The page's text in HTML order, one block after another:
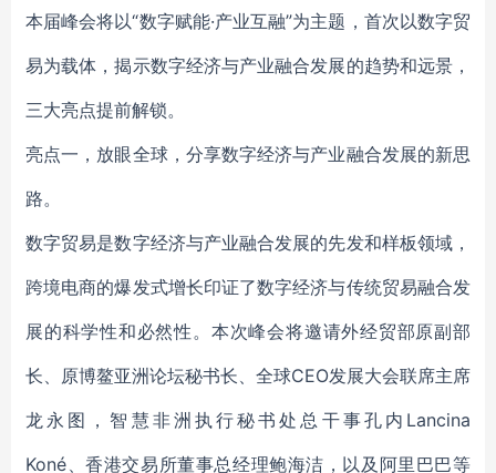
本届峰会将以“数字赋能·产业互融”为主题，首次以数字贸
易为载体，揭示数字经济与产业融合发展的趋势和远景，
三大亮点提前解锁。
亮点一，放眼全球，分享数字经济与产业融合发展的新思
路。
数字贸易是数字经济与产业融合发展的先发和样板领域，
跨境电商的爆发式增长印证了数字经济与传统贸易融合发
展的科学性和必然性。本次峰会将邀请外经贸部原副部
长、原博鳌亚洲论坛秘书长、全球CEO发展大会联席主席
龙永图，智慧非洲执行秘书处总干事孔内Lancina
Koné、香港交易所董事总经理鲍海洁，以及阿里巴巴等